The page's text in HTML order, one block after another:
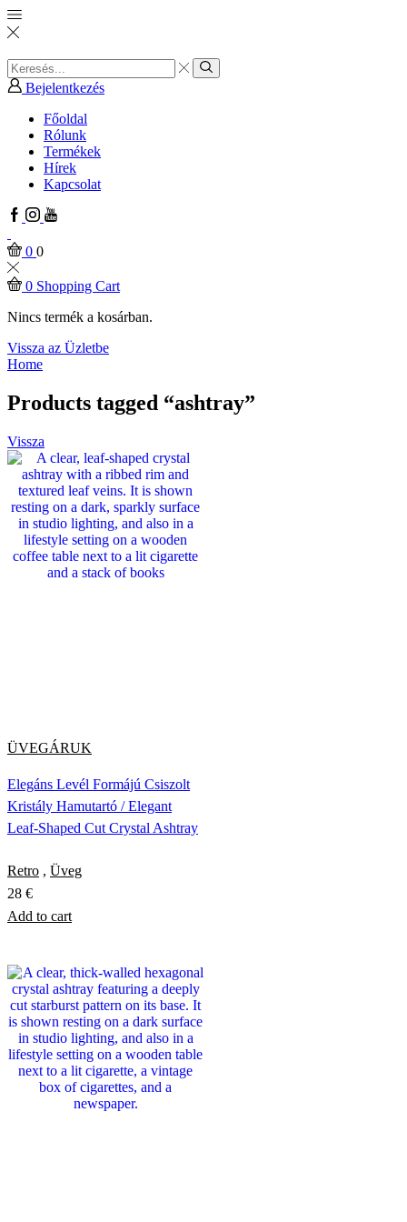
Search
input
Search
Bejelentkezés
Főoldal
Rólunk
Termékek
Hírek
Kapcsolat
Facebook
Instagram
Youtube
0 0
0 Shopping Cart
Nincs termék a kosárban.
Vissza az Üzletbe
Home
Products tagged “ashtray”
Vissza
ÜVEGÁRUK
Elegáns Levél Formájú Csiszolt
Kristály Hamutartó / Elegant
Leaf-Shaped Cut Crystal Ashtray
Retro , Üveg
28 €
Add to cart